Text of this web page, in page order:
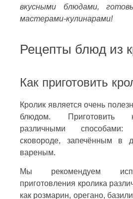
вкусными блюдами,
мастерами-кулинарами!
Рецепты блюд из
Как приготовить
Кролик является очень
блюдом. Приготовить
различными
сковороде, запечённым в
вареным.
Мы рекомендуем
приготовления кролика
как розмарин, орегано,